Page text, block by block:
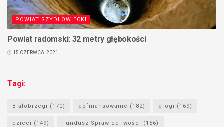
POWIAT SZYDŁOWIECKI
Powiat radomski: 32 metry głębokości
15 CZERWCA, 2021
Tagi:
Białobrzegi (170) dofinansowanie (182) drogi (169)
dzieci (149) Fundusz Sprawiedliwości (156)